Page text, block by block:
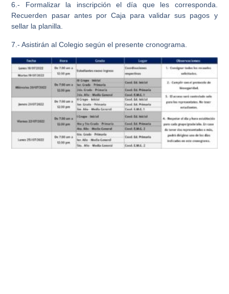
6.- Formalizar la inscripción el día que les corresponda.
Recuerden pasar antes por Caja para validar sus pagos y
sellar la planilla.
7.- Asistirán al Colegio según el presente cronograma.